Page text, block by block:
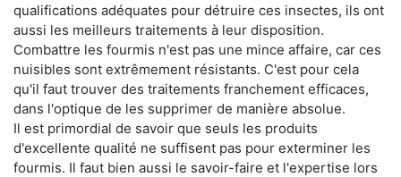
qualifications adéquates pour détruire ces insectes, ils ont
aussi les meilleurs traitements à leur disposition.
Combattre les fourmis n'est pas une mince affaire, car ces
nuisibles sont extrêmement résistants. C'est pour cela
qu'il faut trouver des traitements franchement efficaces,
dans l'optique de les supprimer de manière absolue.
Il est primordial de savoir que seuls les produits
d'excellente qualité ne suffisent pas pour exterminer les
fourmis. Il faut bien aussi le savoir-faire et l'expertise lors